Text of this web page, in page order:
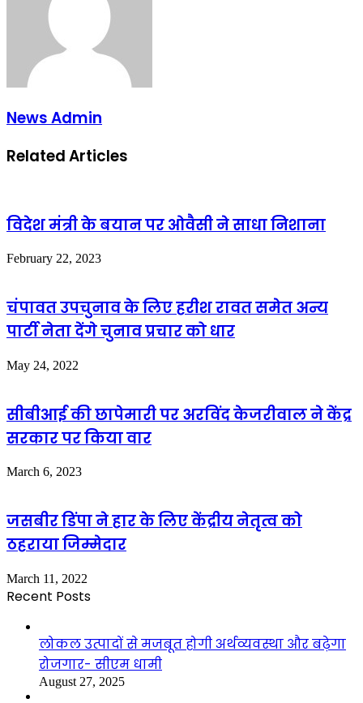
News Admin
Related Articles
विदेश मंत्री के बयान पर ओवैसी ने साधा निशाना
February 22, 2023
चंपावत उपचुनाव के लिए हरीश रावत समेत अन्य
पार्टी नेता देंगे चुनाव प्रचार को धार
May 24, 2022
सीबीआई की छापेमारी पर अरविंद केजरीवाल ने केंद्र
सरकार पर किया वार
March 6, 2023
जसबीर डिंपा ने हार के लिए केंद्रीय नेतृत्व को
ठहराया जिम्मेदार
March 11, 2022
Recent Posts
लोकल उत्पादों से मजबूत होगी अर्थव्यवस्था और बढ़ेगा
रोजगार- सीएम धामी
August 27, 2025